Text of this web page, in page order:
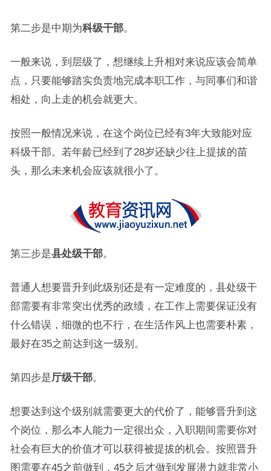
第二步是中期为科级干部。
一般来说，到层级了，想继续上升相对来说应该会简单
点，只要能够踏实负责地完成本职工作，与同事们和谐
相处，向上走的机会就更大。
按照一般情况来说，在这个岗位已经有3年大致能对应
科级干部。若年龄已经到了28岁还缺少往上提拔的苗
头，那么未来机会应该就很小了。
第三步是县处级干部。
普通人想要晋升到此级别还是有一定难度的，县处级干
部需要有非常突出优秀的政绩，在工作上需要保证没有
什么错误，细微的也不行，在生活作风上也需要朴素，
最好在35之前达到这一级别。
第四步是厅级干部。
想要达到这个级别就需要更大的代价了，能够晋升到这
个岗位，那么本人能力一定很出众，入职期间需要你对
社会有巨大的价值才可以获得被提拔的机会。按照晋升
图需要在45之前做到，45之后才做到发展潜力就非常小